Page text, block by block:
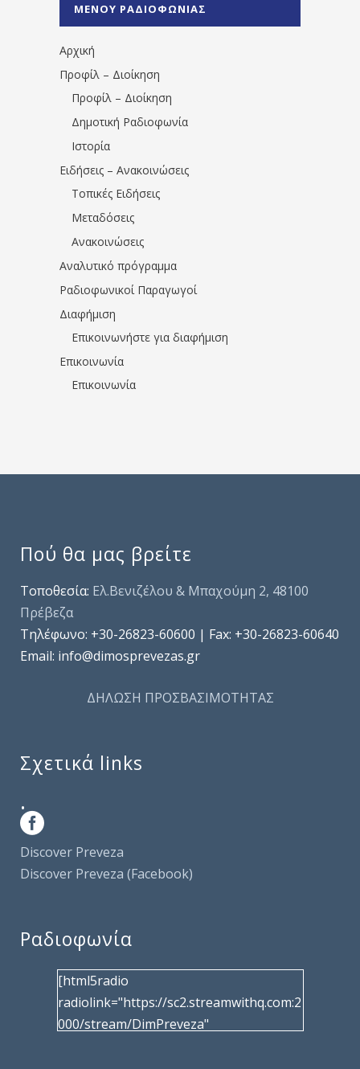
1531194763766854/" artist="" ]
ΜΕΝΟΥ ΡΑΔΙΟΦΩΝΙΑΣ
Αρχική
Προφίλ – Διοίκηση
Προφίλ – Διοίκηση
Δημοτική Ραδιοφωνία
Ιστορία
Ειδήσεις – Ανακοινώσεις
Τοπικές Ειδήσεις
Μεταδόσεις
Ανακοινώσεις
Αναλυτικό πρόγραμμα
Ραδιοφωνικοί Παραγωγοί
Διαφήμιση
Επικοινωνήστε για διαφήμιση
Επικοινωνία
Επικοινωνία
Πού θα μας βρείτε
Τοποθεσία: Ελ.Βενιζέλου & Μπαχούμη 2, 48100
Πρέβεζα
Τηλέφωνo: +30-26823-60600 | Fax: +30-26823-60640
Email: info@dimosprevezas.gr
ΔΗΛΩΣΗ ΠΡΟΣΒΑΣΙΜΟΤΗΤΑΣ
Σχετικά links
.
Discover Preveza
Discover Preveza (Facebook)
Ραδιοφωνία
[html5radio
radiolink="https://sc2.streamwithq.com:2
000/stream/DimPreveza"